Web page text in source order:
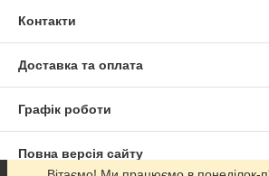
Контакти
Доставка та оплата
Графік роботи
Повна версія сайту